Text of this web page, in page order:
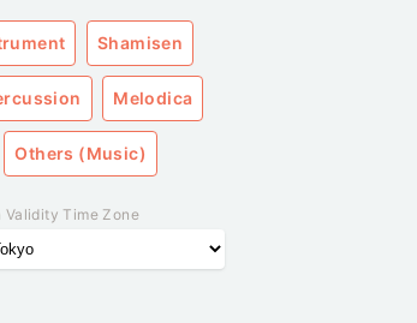
Shamisen
Melodica
Others (Music)
Validity Time Zone